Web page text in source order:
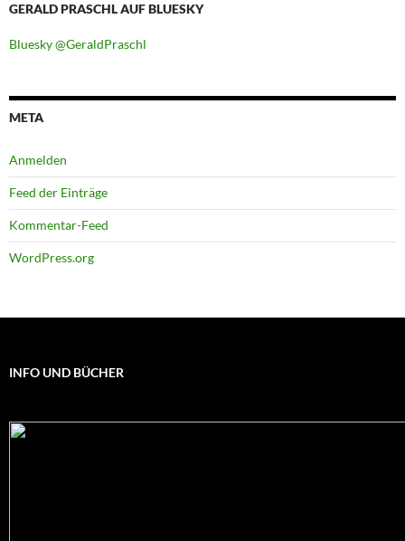
GERALD PRASCHL AUF BLUESKY
Bluesky @GeraldPraschl
META
Anmelden
Feed der Einträge
Kommentar-Feed
WordPress.org
INFO UND BÜCHER